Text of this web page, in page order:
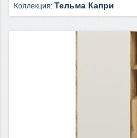
Коллекция: Тельма Капри